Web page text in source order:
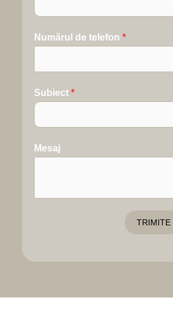
Numărul de telefon *
Subiect *
Mesaj
TRIMITE